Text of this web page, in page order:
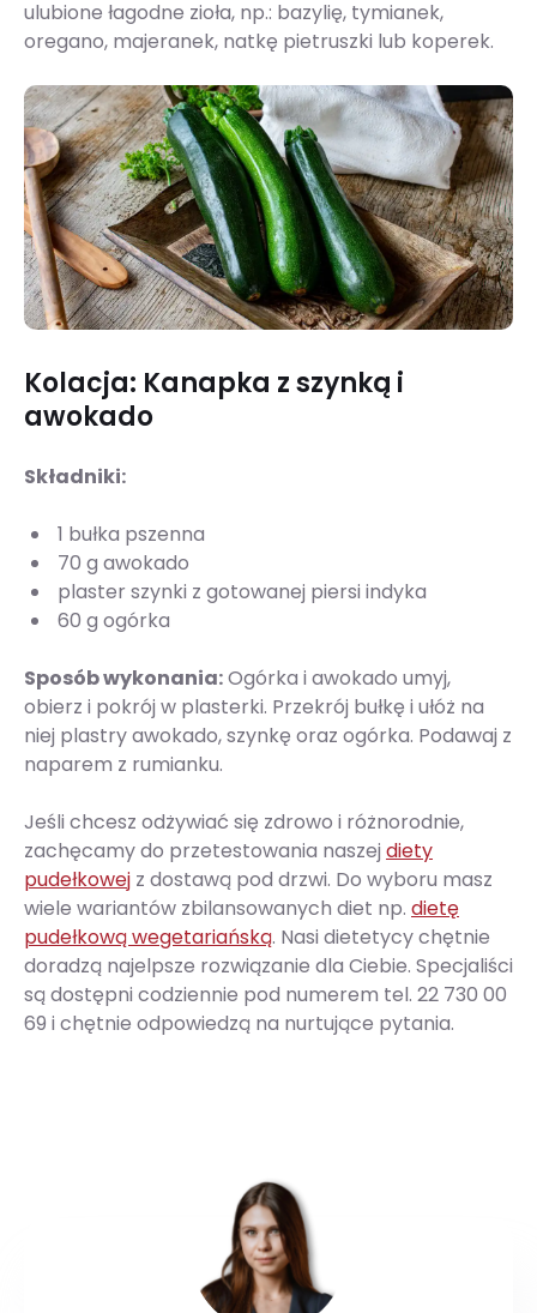
ulubione łagodne zioła, np.: bazylię, tymianek,
oregano, majeranek, natkę pietruszki lub koperek.
Kolacja: Kanapka z szynką i
awokado
Składniki:
1 bułka pszenna
70 g awokado
plaster szynki z gotowanej piersi indyka
60 g ogórka
Sposób wykonania:Ogórka i awokado umyj,
obierz i pokrój w plasterki. Przekrój bułkę i ułóż na
niej plastry awokado, szynkę oraz ogórka. Podawaj z
naparem z rumianku.
Jeśli chcesz odżywiać się zdrowo i różnorodnie,
zachęcamy do przetestowania naszej diety
pudełkowej z dostawą pod drzwi. Do wyboru masz
wiele wariantów zbilansowanych diet np. dietę
pudełkową wegetariańską. Nasi dietetycy chętnie
doradzą najelpsze rozwiązanie dla Ciebie. Specjaliści
są dostępni codziennie pod numerem tel. 22 730 00
69 i chętnie odpowiedzą na nurtujące pytania.